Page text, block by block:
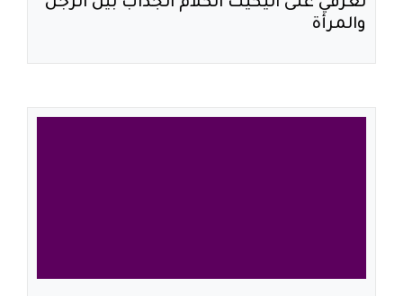
تعرفي على اتيكيت الكلام الجذاب بين الرجل
والمرأة